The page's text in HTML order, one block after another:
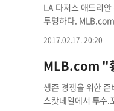
쁘지 않다. 김현수
OPS는 0.801. 100타수 이상
최근 볼티모어가 영
서 1라운드 전체 10
9개를 때려 냈다. 외야 세 포지션을 모두 소
리와 계약했다. 젠
루를 기록했다. 특
LA 다저스 애드리
투명하다. MLB.com 다저스 담당 켄 거닉은 17일 자신의 트위터를 통해 "애드리안 곤잘레스가 스프링캠프 훈련 도중 팔꿈치 통증(Tennis elbo
에 대한 의문은 커진다. 곤
가 곤잘레스의
권 기자
2017.02.17. 20:20
MLB.com "
생존 경쟁을 위한 준비는 끝났다. '도전자' 황재균(29)이 샌프란시스코 자이언츠 스프링
스캇데일에서 투수.